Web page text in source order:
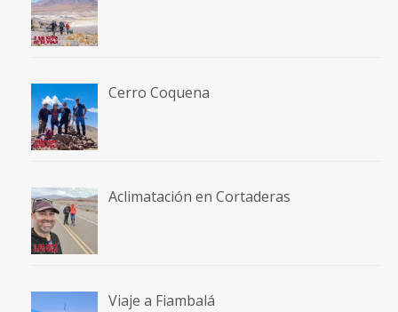
Cerro Coquena
Aclimatación en Cortaderas
Viaje a Fiambalá